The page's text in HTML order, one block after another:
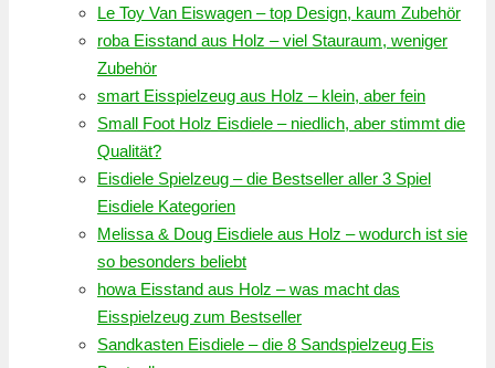
Le Toy Van Eiswagen – top Design, kaum Zubehör
roba Eisstand aus Holz – viel Stauraum, weniger
Zubehör
smart Eisspielzeug aus Holz – klein, aber fein
Small Foot Holz Eisdiele – niedlich, aber stimmt die
Qualität?
Eisdiele Spielzeug – die Bestseller aller 3 Spiel
Eisdiele Kategorien
Melissa & Doug Eisdiele aus Holz – wodurch ist sie
so besonders beliebt
howa Eisstand aus Holz – was macht das
Eisspielzeug zum Bestseller
Sandkasten Eisdiele – die 8 Sandspielzeug Eis